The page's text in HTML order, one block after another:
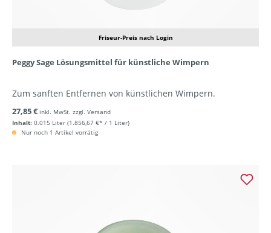
Friseur-Preis nach Login
Peggy Sage Lösungsmittel für künstliche Wimpern
Zum sanften Entfernen von künstlichen Wimpern.
Inhalt: 0.015 Liter (1.856,67 €* / 1 Liter)
27,85 € inkl. MwSt. zzgl. Versand
Nur noch 1 Artikel vorrätig